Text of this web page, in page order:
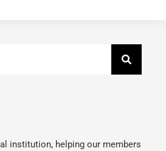
institution, helping our members